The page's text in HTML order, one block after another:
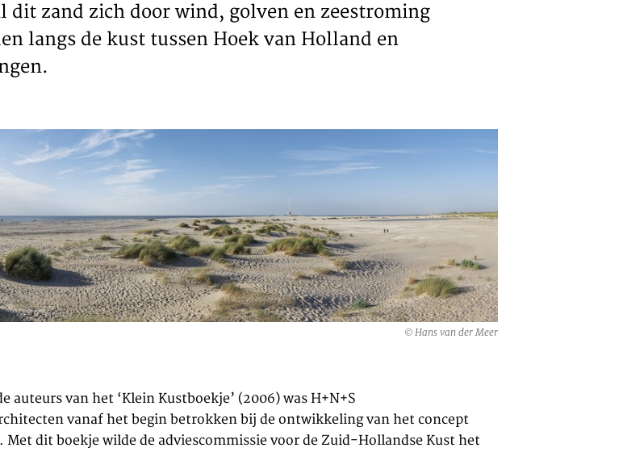
dit zand zich door wind, golven en zeestroming
langs de kust tussen Hoek van Holland en
© Hans van der Meer
auteurs van het ‘Klein Kustboekje’ (2006) was H+N+S
vanaf het begin betrokken bij de ontwikkeling van het concept
Met dit boekje wilde de adviescommissie voor de Zuid-Hollandse Kust het